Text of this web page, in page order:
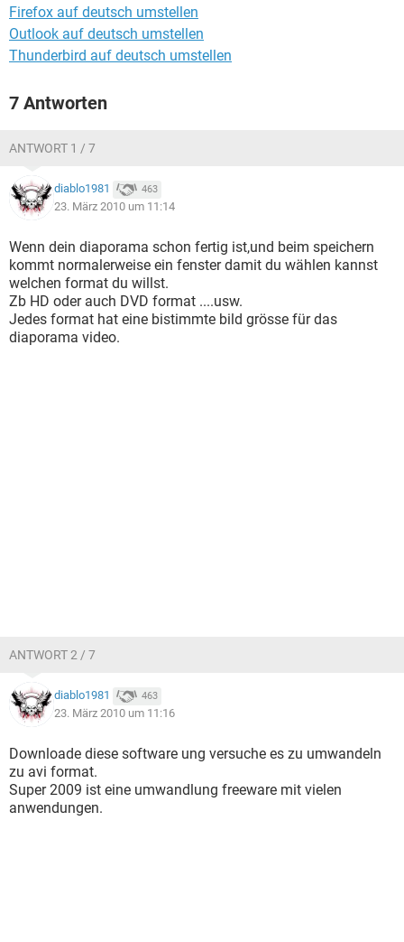
Firefox auf deutsch umstellen
Outlook auf deutsch umstellen
Thunderbird auf deutsch umstellen
7 Antworten
ANTWORT 1 / 7
diablo1981 463
23. März 2010 um 11:14
Wenn dein diaporama schon fertig ist,und beim speichern
kommt normalerweise ein fenster damit du wählen kannst
welchen format du willst.
Zb HD oder auch DVD format ....usw.
Jedes format hat eine bistimmte bild grösse für das
diaporama video.
ANTWORT 2 / 7
diablo1981 463
23. März 2010 um 11:16
Downloade diese software ung versuche es zu umwandeln
zu avi format.
Super 2009 ist eine umwandlung freeware mit vielen
anwendungen.